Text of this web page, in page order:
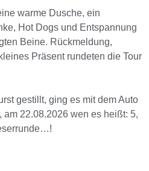
warme Dusche, ein
Hot Dogs und Entspannung
Beine. Rückmeldung,
Präsent rundeten die Tour
gestillt, ging es mit dem Auto
22.08.2026 wen es heißt: 5,